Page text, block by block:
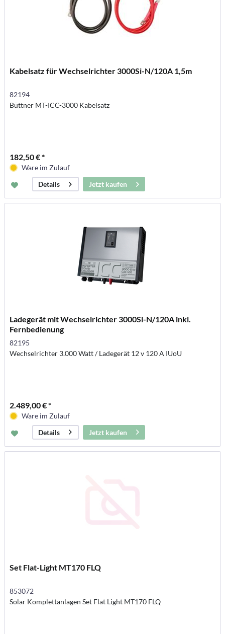
Kabelsatz für Wechselrichter 3000Si-N/120A 1,5m
82194
Büttner MT-ICC-3000 Kabelsatz
182,50 € *
Ware im Zulauf
Details
Jetzt kaufen
Ladegerät mit Wechselrichter 3000Si-N/120A inkl.
Fernbedienung
82195
Wechselrichter 3.000 Watt / Ladegerät 12 v 120 A IUoU
2.489,00 € *
Ware im Zulauf
Details
Jetzt kaufen
Set Flat-Light MT170 FLQ
853072
Solar Komplettanlagen Set Flat Light MT170 FLQ